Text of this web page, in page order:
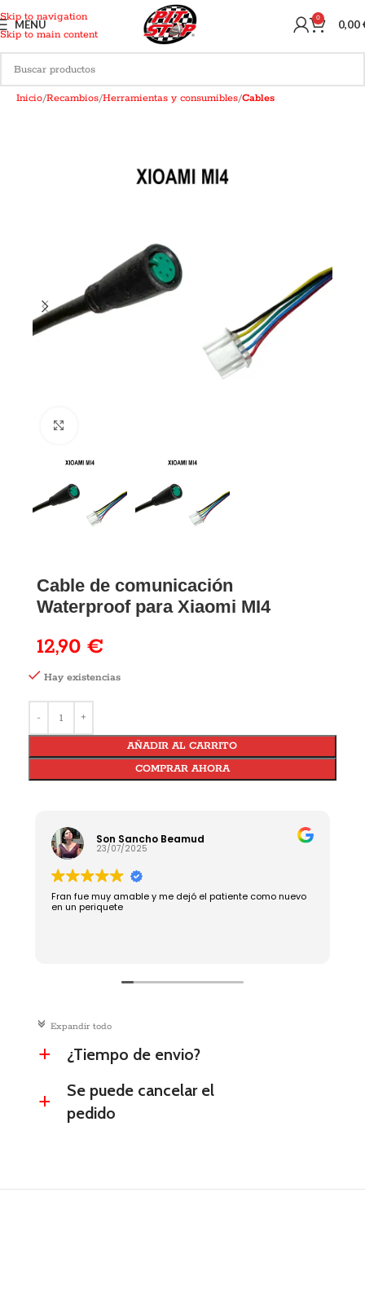
Skip to navigation
Skip to main content
MENU 0 0,00
Inicio Recambios Herramientas y consumibles Cables
Cable de comunicación
Waterproof para Xiaomi MI4
12,90 €
Son Sancho Beamud
23/07/2025
Fran fue muy amable y me dejó el patiente como nuevo
en un periquete
c Expandir todo
a ¿Tiempo de envio?
a
Se puede cancelar el
pedido
Hay existencias
AÑADIR AL CARRITO
COMPRAR AHORA